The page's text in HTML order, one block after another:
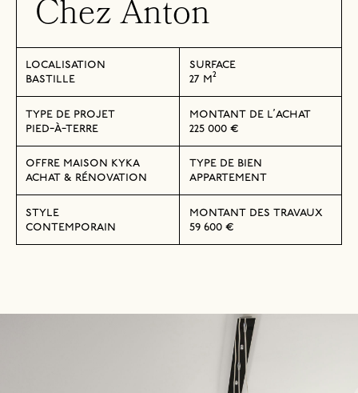
Chez Anton
localisation
bastille
surface
27 m²
type de projet
pied-à-terre
montant de l’achat
225 000 €
offre maison kyka
achat & rénovation
type de bien
appartement
style
contemporain
montant des travaux
59 600 €